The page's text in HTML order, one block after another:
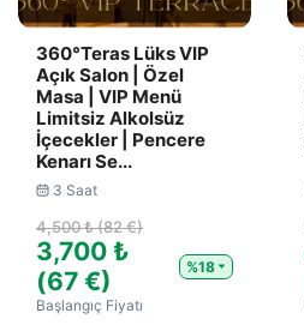
360°Teras Lüks VIP
Açık Salon | Özel
Masa | VIP Menü
Limitsiz Alkolsüz
İçecekler | Pencere
Kenarı Se...
3 Saat
4,500 ₺ (82 €)
3,700 ₺
(67 €)
%18
Başlangıç Fiyatı